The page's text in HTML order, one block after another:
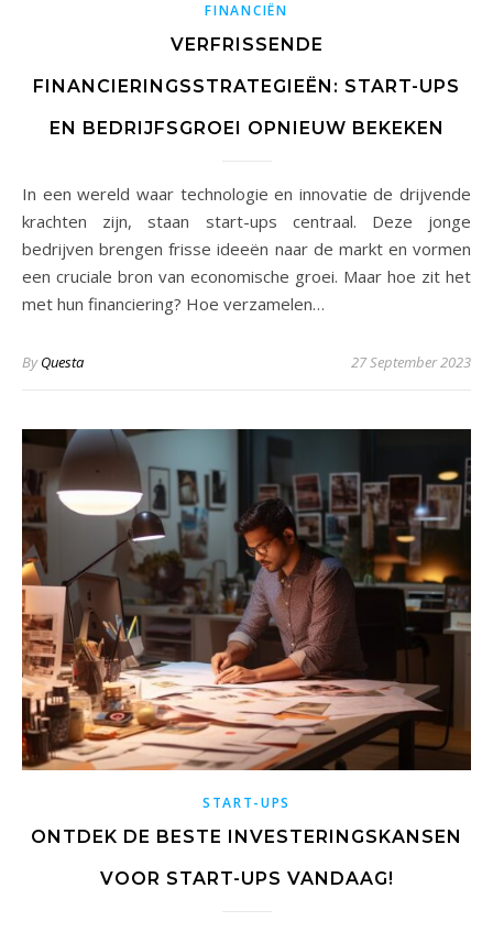
FINANCIËN
VERFRISSENDE
FINANCIERINGSSTRATEGIEËN: START-UPS
EN BEDRIJFSGROEI OPNIEUW BEKEKEN
In een wereld waar technologie en innovatie de drijvende
krachten zijn, staan start-ups centraal. Deze jonge
bedrijven brengen frisse ideeën naar de markt en vormen
een cruciale bron van economische groei. Maar hoe zit het
met hun financiering? Hoe verzamelen…
ByQuesta 27 September 2023
START-UPS
ONTDEK DE BESTE INVESTERINGSKANSEN
VOOR START-UPS VANDAAG!